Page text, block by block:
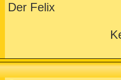
Der Felix